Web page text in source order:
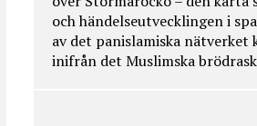
och händelseutvecklingen i
av det panislamiska
inifrån det Muslimska